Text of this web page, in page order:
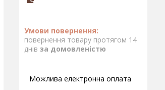
повернення товару протягом 14
днів за домовленістю